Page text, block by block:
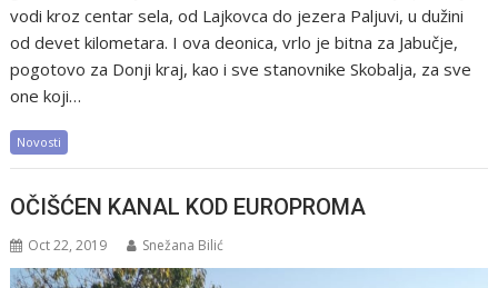
vodi kroz centar sela, od Lajkovca do jezera Paljuvi, u dužini
od devet kilometara. I ova deonica, vrlo je bitna za Jabučje,
pogotovo za Donji kraj, kao i sve stanovnike Skobalja, za sve
one koji…
Novosti
OČIŠĆEN KANAL KOD EUROPROMA
Oct 22, 2019 Snežana Bilić